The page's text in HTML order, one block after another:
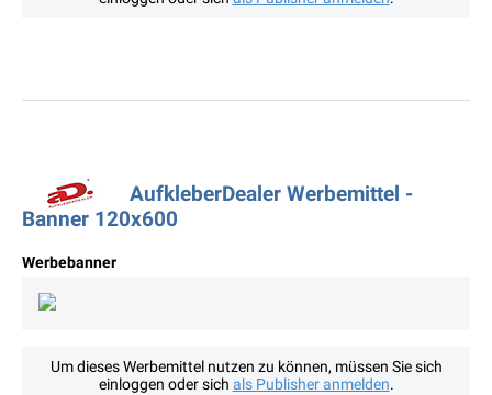
AufkleberDealer Werbemittel -
Banner 120x600
Werbebanner
Um dieses Werbemittel nutzen zu können, müssen Sie sich
einloggen oder sich als Publisher anmelden.